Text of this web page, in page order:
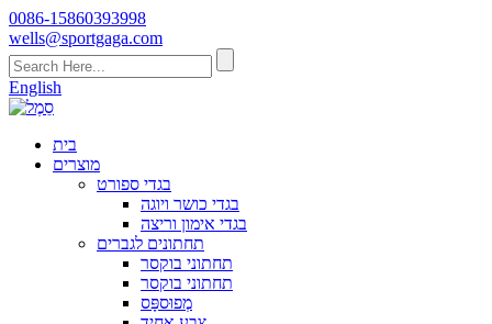
0086-15860393998
wells@sportgaga.com
English
בית
מוצרים
בגדי ספורט
בגדי כושר ויוגה
בגדי אימון וריצה
תחתונים לגברים
תחתוני בוקסר
תחתוני בוקסר
מְפוּספָּס